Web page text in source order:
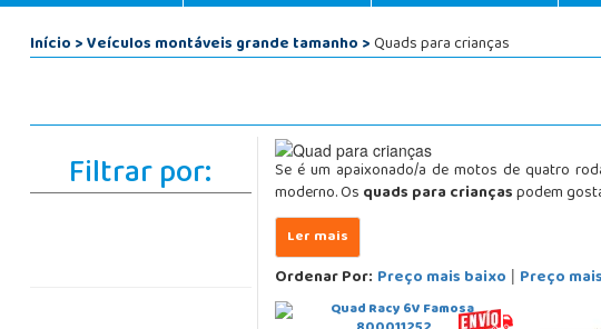
Início>Veículos montáveis grande tamanho>Quads para crianças
Filtrar por: Se é um apaixonado/a de motos de quatro
moderno. Osquads para criançaspodem
Ordenar Por: Preço mais baixo | Preço